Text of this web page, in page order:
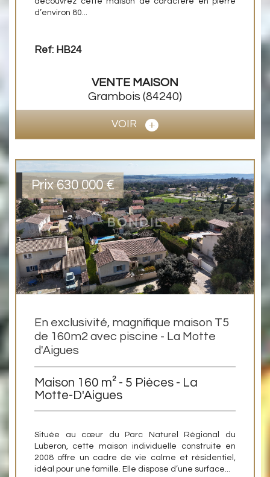
d’environ 80...
Ref: HB24
VENTE MAISON
Grambois (84240)
VOIR
Prix 630 000 €
En exclusivité, magnifique maison T5
de 160m2 avec piscine - La Motte
d'Aigues
Maison 160 m² - 5 Pièces - La
Motte-D'Aigues
Située au cœur du Parc Naturel Régional du
Luberon, cette maison individuelle construite en
2008 offre un cadre de vie calme et résidentiel,
idéal pour une famille. Elle dispose d’une surface...